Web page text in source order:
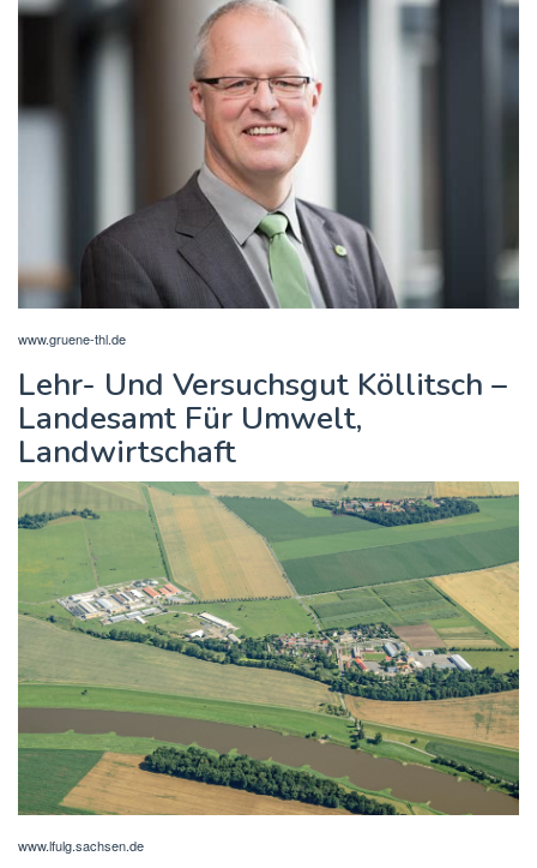
www.gruene-thl.de
Lehr- Und Versuchsgut Köllitsch –
Landesamt Für Umwelt,
Landwirtschaft
www.lfulg.sachsen.de